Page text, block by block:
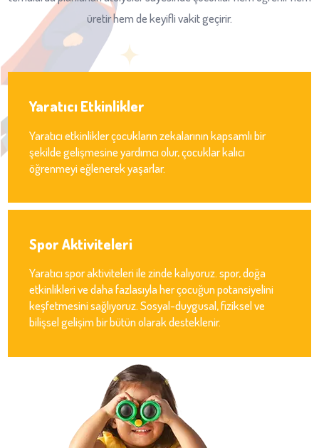
üretir hem de keyifli vakit geçirir.
Yaratıcı Etkinlikler
Yaratıcı etkinlikler çocukların zekalarının kapsamlı bir
şekilde gelişmesine yardımcı olur, çocuklar kalıcı
öğrenmeyi eğlenerek yaşarlar.
Spor Aktiviteleri
Yaratıcı spor aktiviteleri ile zinde kalıyoruz. spor, doğa
etkinlikleri ve daha fazlasıyla her çocuğun potansiyelini
keşfetmesini sağlıyoruz. Sosyal-duygusal, fiziksel ve
bilişsel gelişim bir bütün olarak desteklenir.